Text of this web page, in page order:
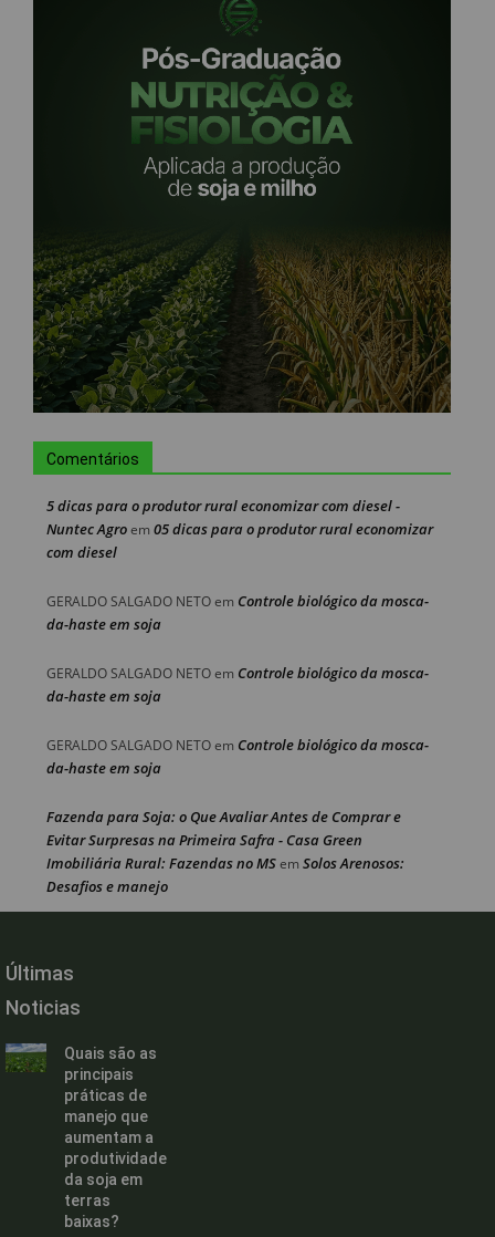
Comentários
5 dicas para o produtor rural economizar com diesel -
Nuntec Agroem 05 dicas para o produtor rural economizar
com diesel
GERALDO SALGADO NETOem Controle biológico da mosca-
da-haste em soja
GERALDO SALGADO NETOem Controle biológico da mosca-
da-haste em soja
GERALDO SALGADO NETOem Controle biológico da mosca-
da-haste em soja
Fazenda para Soja: o Que Avaliar Antes de Comprar e
Evitar Surpresas na Primeira Safra - Casa Green
Imobiliária Rural: Fazendas no MSem Solos Arenosos:
Desafios e manejo
Últimas
Noticias
Quais são as
principais
práticas de
manejo que
aumentam a
produtividade
da soja em
terras
baixas?